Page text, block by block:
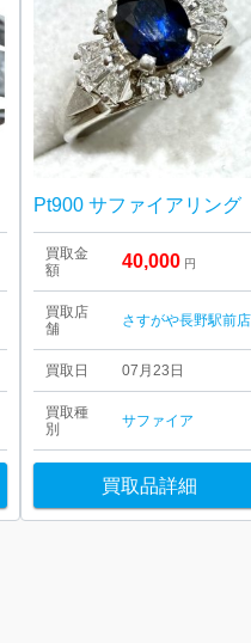
Pt900 サファイアリング
買取金
額
40,000 円
買取店
舗
さすがや長野駅前店
買取日 07月23日
買取種
別
サファイア
買取品詳細